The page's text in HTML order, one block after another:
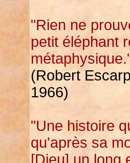
"Rien ne
petit éléphant
(Robert
1966)
"Une histoire
qu'après sa
[Dieu] un long